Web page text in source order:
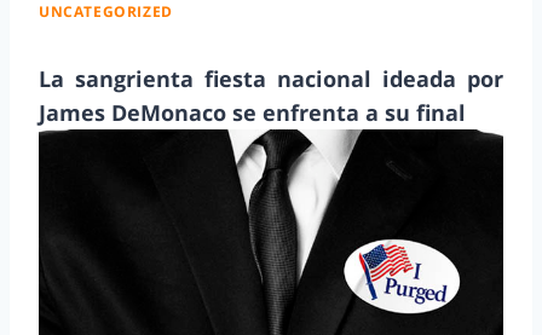
UNCATEGORIZED
La sangrienta fiesta nacional ideada por
James DeMonaco se enfrenta a su final